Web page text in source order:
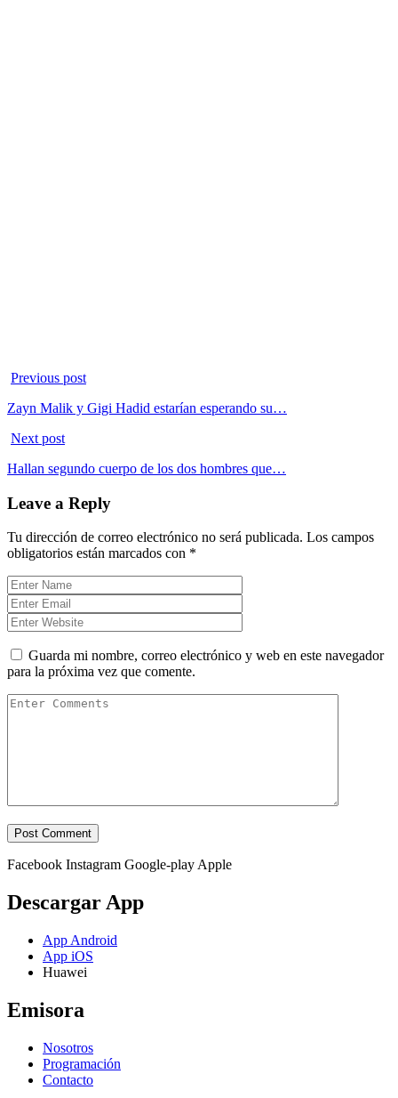
Previous post
Zayn Malik y Gigi Hadid estarían esperando su…
Next post
Hallan segundo cuerpo de los dos hombres que…
Leave a Reply
Tu dirección de correo electrónico no será publicada. Los campos
obligatorios están marcados con *
Guarda mi nombre, correo electrónico y web en este navegador
para la próxima vez que comente.
Facebook Instagram Google-play Apple
Descargar App
App Android
App iOS
Huawei
Emisora
Nosotros
Programación
Contacto